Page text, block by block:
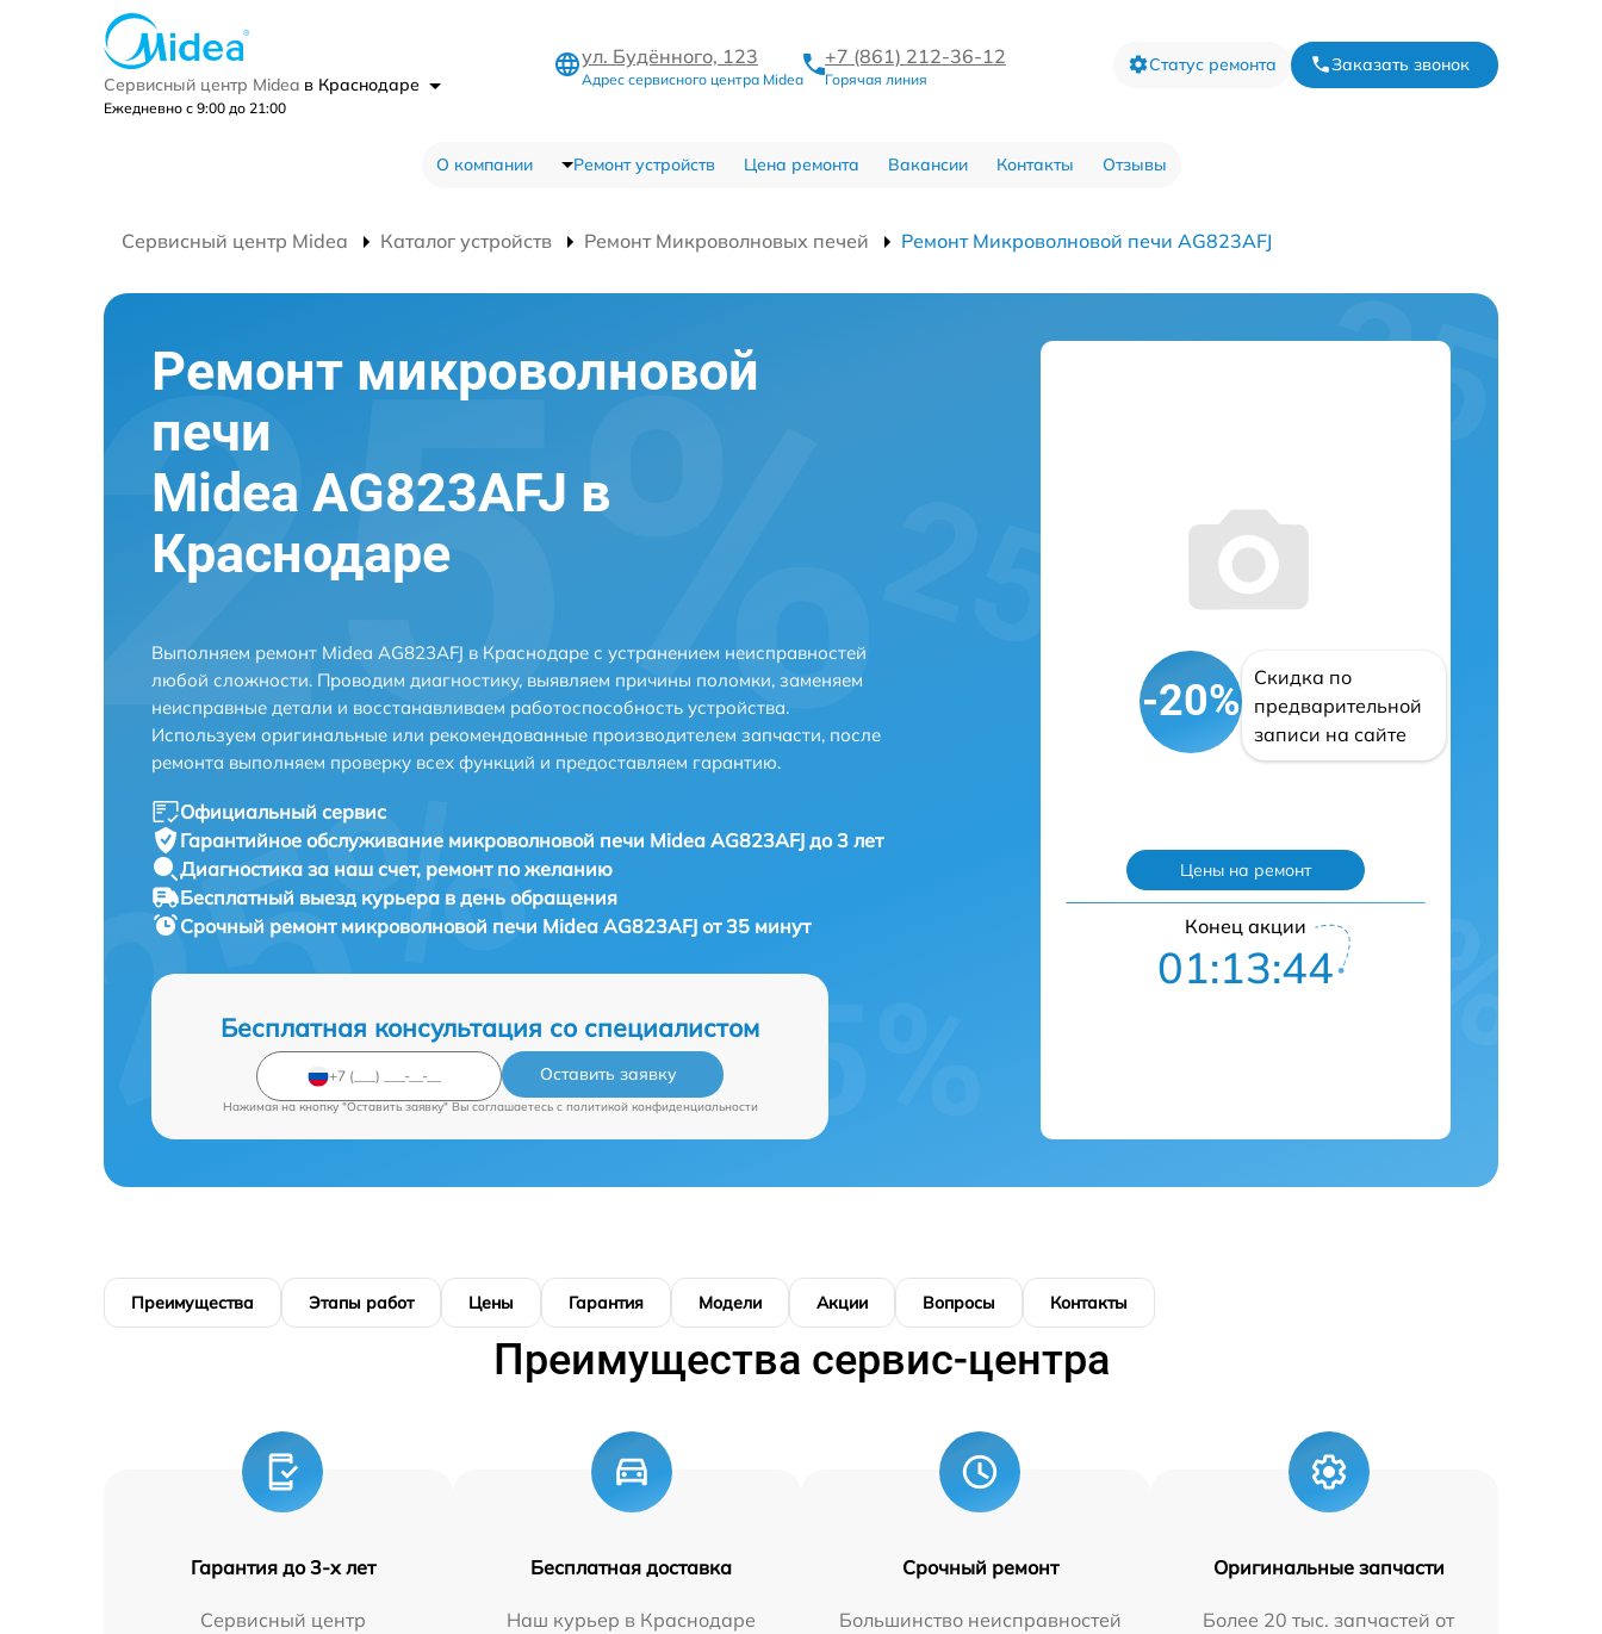
Сервисный центр Midea в Краснодаре
Ежедневно с 9:00 до 21:00
ул. Будённого, 123
Адрес сервисного центра Midea
+7 (861) 212-36-12
Горячая линия
Статус ремонта Заказать звонок
О компании Ремонт устройств Цена ремонта Вакансии Контакты Отзывы
Сервисный центр Midea Каталог устройств Ремонт Микроволновых печей Ремонт Микроволновой печи AG823AFJ
Ремонт микроволновой
печи
Midea AG823AFJ в
Краснодаре
Выполняем ремонт Midea AG823AFJ в Краснодаре с устранением неисправностей
любой сложности. Проводим диагностику, выявляем причины поломки, заменяем
неисправные детали и восстанавливаем работоспособность устройства.
Используем оригинальные или рекомендованные производителем запчасти, после
ремонта выполняем проверку всех функций и предоставляем гарантию.
Официальный сервис
Гарантийное обслуживание микроволновой печи Midea AG823AFJ до 3 лет
Диагностика за наш счет, ремонт по желанию
Бесплатный выезд курьера в день обращения
Срочный ремонт микроволновой печи Midea AG823AFJ от 35 минут
Бесплатная консультация со специалистом
Оставить заявку
Нажимая на кнопку "Оставить заявку" Вы соглашаетесь c политикой конфиденциальности
-20%
Скидка по
предварительной
записи на сайте
Цены на ремонт
Конец акции
01:13:43
Преимущества Этапы работ Цены Гарантия Модели Акции Вопросы Контакты
Преимущества сервис-центра
Гарантия до 3-х лет
Сервисный центр
Бесплатная доставка
Наш курьер в Краснодаре
Срочный ремонт
Большинство неисправностей
Оригинальные запчасти
Более 20 тыс. запчастей от